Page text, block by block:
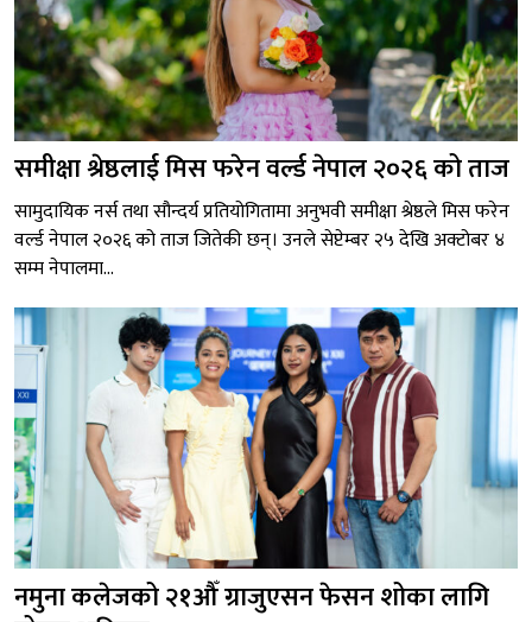
समीक्षा श्रेष्ठलाई मिस फरेन वर्ल्ड नेपाल २०२६ को ताज
सामुदायिक नर्स तथा सौन्दर्य प्रतियोगितामा अनुभवी समीक्षा श्रेष्ठले मिस फरेन
वर्ल्ड नेपाल २०२६ को ताज जितेकी छन्। उनले सेप्टेम्बर २५ देखि अक्टोबर ४
सम्म नेपालमा...
नमुना कलेजको २१औँ ग्राजुएसन फेसन शोका लागि